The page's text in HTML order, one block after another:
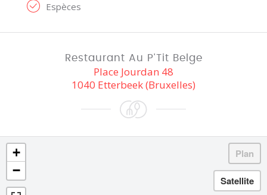
Espèces
Restaurant Au P'Tit Belge
Place Jourdan 48
1040 Etterbeek (Bruxelles)
+
−